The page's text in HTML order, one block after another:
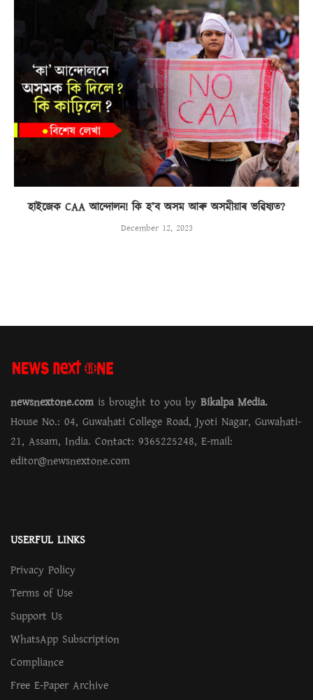
হাইজেক CAA আন্দোলন! কি হ’ব অসম আৰু অসমীয়াৰ ভৱিষ্যত?
December 12, 2023
newsnextone.com is brought to you by Bikalpa Media.
House No.: 04, Guwahati College Road, Jyoti Nagar, Guwahati-
21, Assam, India. Contact: 9365225248, E-mail:
editor@newsnextone.com
USERFUL LINKS
Privacy Policy
Terms of Use
Support Us
WhatsApp Subscription
Compliance
Free E-Paper Archive